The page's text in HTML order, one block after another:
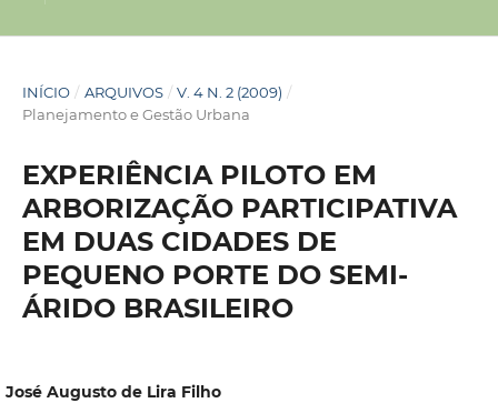
INÍCIO / ARQUIVOS / V. 4 N. 2 (2009) /
Planejamento e Gestão Urbana
EXPERIÊNCIA PILOTO EM
ARBORIZAÇÃO PARTICIPATIVA
EM DUAS CIDADES DE
PEQUENO PORTE DO SEMI-
ÁRIDO BRASILEIRO
José Augusto de Lira Filho